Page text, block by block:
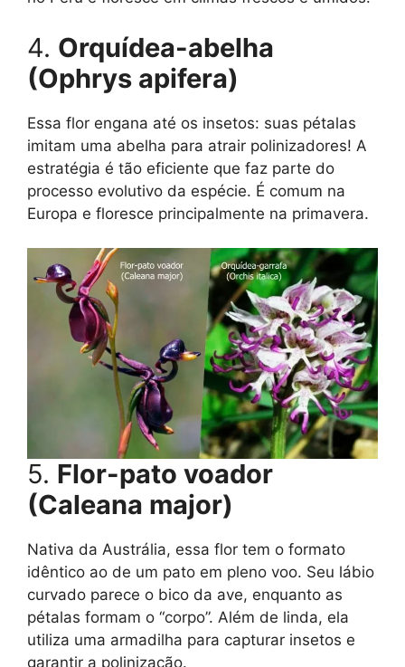
4. Orquídea-abelha
(Ophrys apifera)
Essa flor engana até os insetos: suas pétalas
imitam uma abelha para atrair polinizadores! A
estratégia é tão eficiente que faz parte do
processo evolutivo da espécie. É comum na
Europa e floresce principalmente na primavera.
5. Flor-pato voador
(Caleana major)
Nativa da Austrália, essa flor tem o formato
idêntico ao de um pato em pleno voo. Seu lábio
curvado parece o bico da ave, enquanto as
pétalas formam o “corpo”. Além de linda, ela
utiliza uma armadilha para capturar insetos e
garantir a polinização.